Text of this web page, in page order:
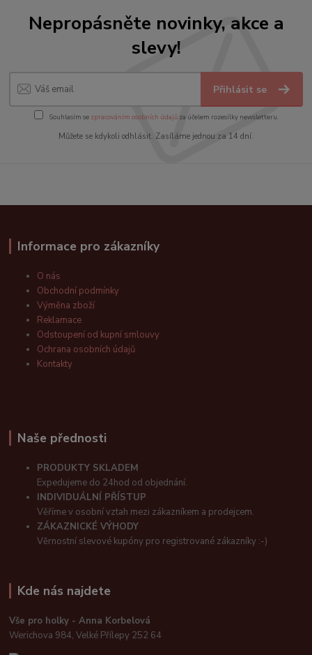
Nepropásněte novinky, akce a
slevy!
Přihlásit se
Souhlasím se zpracováním osobních údajůza účelem rozesílky newsletteru.
Můžete se kdykoli odhlásit. Zasíláme jednou za 14 dní.
Informace pro zákazníky
O nás
Obchodní podmínky
Výměna zboží
Reklamace
Odstoupení od kupní smlouvy
Ochrana osobních údajů
Kontakty
Naše přednosti
PRODUKTY SKLADEM
Expedujeme do 24hod od objednání.
INDIVIDUÁLNÍ PŘÍSTUP
Věříme v osobní vztah mezi zákazníkem a prodejcem.
ZÁKAZNICKÉ VÝHODY
Věrnostní slevové kupóny pro registrované zákazníky :-)
Kde nás najdete
Vše pro holky - Anna Korbelová
Werichova 984, Velké Přílepy 252 64